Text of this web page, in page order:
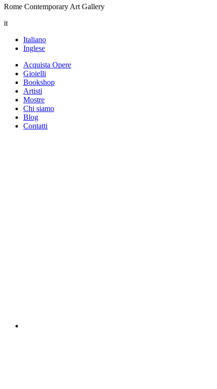
Rome Contemporary Art Gallery
it
Italiano
Inglese
Acquista Opere
Gioielli
Bookshop
Artisti
Mostre
Chi siamo
Blog
Contatti